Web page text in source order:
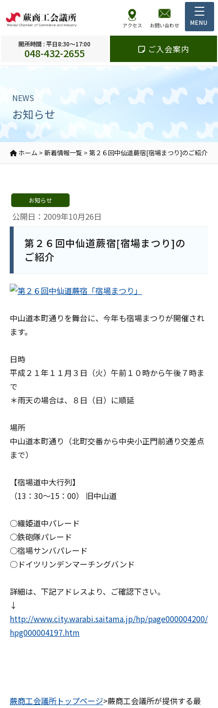
アクセス お問い合わせ
開所時間 : 平日8:30～17:00
048-432-2655 ご入会案内
NEWS
お知らせ
ホーム > 新着情報一覧 > 第２６回中仙道蕨宿[宿場まつり]のご紹介
公開日：2009年10月26日
お知らせ
第２６回中仙道蕨宿[宿場まつり]の
ご紹介
中山道本町通りを舞台に、今年も宿場まつりが開催され
ます。
日時
平成２１年１１月３日（火）午前１０時から午後７時ま
で
＊雨天の場合は、８日（日）に順延
場所
中山道本町通り（北町交番から中央小正門前通り交差点
まで）
【宿場道中大行列】
（13：30～15：00） 旧中山道
○織姫道中パレード
○鉄砲隊パレード
○宿場サンバパレード
○ドイツリンデンマーチングバンド
詳細は、下記アドレスより、ご確認下さい。
↓
http://www.city.warabi.saitama.jp/hp/page000004200/
hpg000004197.htm
蕨商工会議所トップページ>蕨商工会議所が提供する最